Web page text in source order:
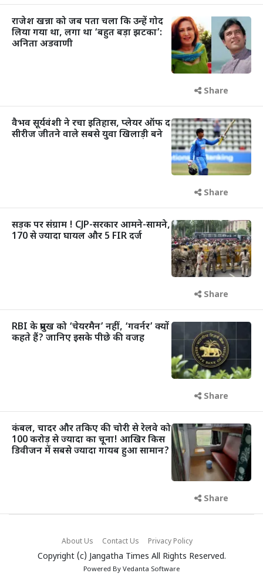
राजेश खन्ना को जब पता चला कि उन्हें गोद
लिया गया था, लगा था ‘बहुत बड़ा झटका’:
अनिता अडवाणी
Share
वैभव सूर्यवंशी ने रचा इतिहास, प्लेयर ऑफ द
सीरीज जीतने वाले सबसे युवा खिलाड़ी बने
Share
सड़क पर संग्राम ! CJP-सरकार आमने-सामने,
170 से ज्यादा घायल और 5 FIR दर्ज
Share
RBI के प्रमुख को ‘चेयरमैन’ नहीं, ‘गवर्नर’ क्यों
कहते हैं? जानिए इसके पीछे की वजह
Share
कंबल, चादर और तकिए की चोरी से रेलवे को
100 करोड़ से ज्यादा का चूना! आखिर किस
डिवीजन में सबसे ज्यादा गायब हुआ सामान?
Share
About Us Contact Us Privacy Policy
Copyright (c) Jangatha Times All Rights Reserved.
Powered By Vedanta Software